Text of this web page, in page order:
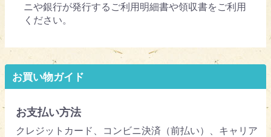
ニや銀行が発行するご利用明細書や領収書をご利用
ください。
お買い物ガイド
お支払い方法
クレジットカード、コンビニ決済（前払い）、キャリア